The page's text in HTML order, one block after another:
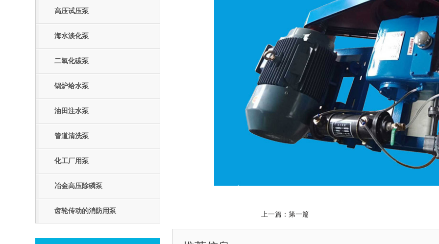
高压试压泵
海水淡化泵
二氧化碳泵
锅炉给水泵
油田注水泵
管道清洗泵
化工厂用泵
冶金高压除磷泵
齿轮传动的消防用泵 上一篇：第一篇